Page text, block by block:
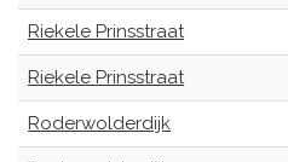
Riekele Prinsstraat
Riekele Prinsstraat
Roderwolderdijk